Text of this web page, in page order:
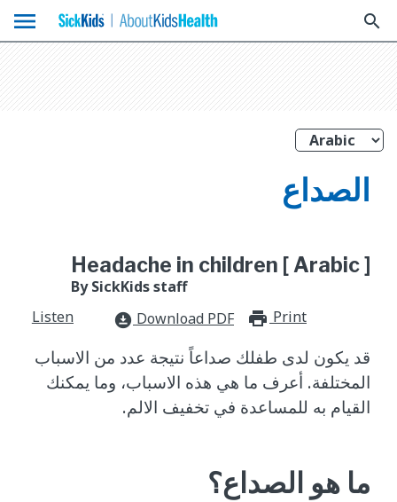
menu search
الصداع
Headache in children [ Arabic ]
By SickKids staff
Listen
download_for_offline Download PDF Print
قد يكون لدى طفلك صداعاً نتيجة عدد من الاسباب
المختلفة. أعرف ما هي هذه الاسباب، وما يمكنك
القيام به للمساعدة في تخفيف الالم.
ما هو الصداع؟